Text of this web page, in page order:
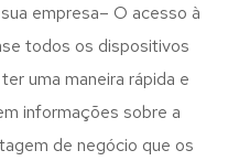
empresa– O acesso à
todos os dispositivos
uma maneira rápida e
informações sobre a
de negócio que os